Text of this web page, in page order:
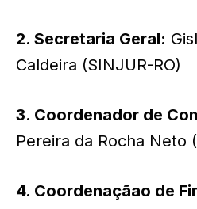
2. Secretaria Geral:
Caldeira (SINJUR-RO)
3. Coordenador de
Pereira da Rocha Neto
4. Coordenaçãao de